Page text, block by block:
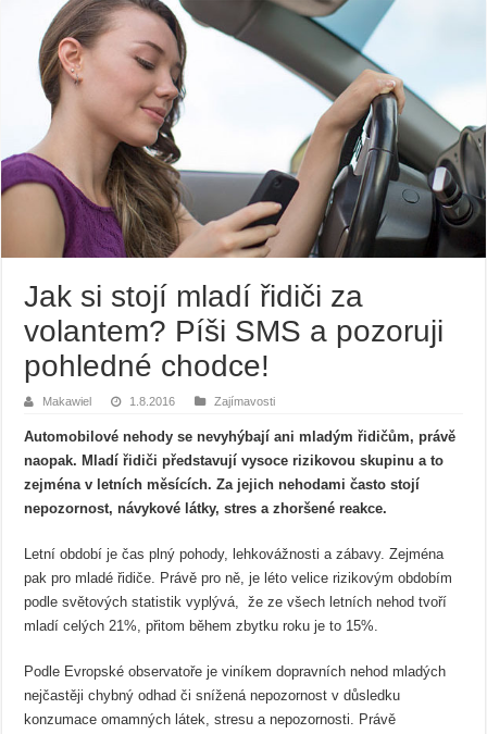
Jak si stojí mladí řidiči za
volantem? Píši SMS a pozoruji
pohledné chodce!
Makawiel 1.8.2016 Zajímavosti
Automobilové nehody se nevyhýbají ani mladým řidičům, právě
naopak. Mladí řidiči představují vysoce rizikovou skupinu a to
zejména v letních měsících. Za jejich nehodami často stojí
nepozornost, návykové látky, stres a zhoršené reakce.
Letní období je čas plný pohody, lehkovážnosti a zábavy. Zejména
pak pro mladé řidiče. Právě pro ně, je léto velice rizikovým obdobím
podle světových statistik vyplývá, že ze všech letních nehod tvoří
mladí celých 21%, přitom během zbytku roku je to 15%.
Podle Evropské observatoře je viníkem dopravních nehod mladých
nejčastěji chybný odhad či snížená nepozornost v důsledku
konzumace omamných látek, stresu a nepozornosti. Právě